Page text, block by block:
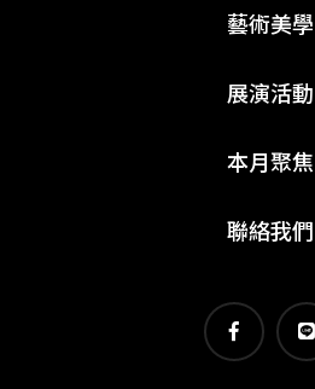
藝術美學
展演活動
本月聚焦
聯絡我們